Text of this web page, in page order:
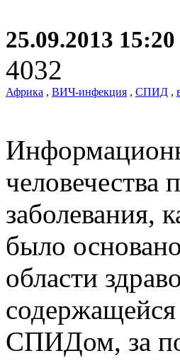
25.09.2013 15:20
4032
Африка , ВИЧ-инфекция , СПИД ,
человечества
было
области
СПИДом, за